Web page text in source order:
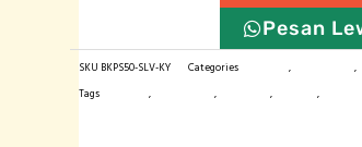
50
ml
quantity
Pesan
SKU BKPS50-SLV-KY Categories , ,
Tags
, , , ,